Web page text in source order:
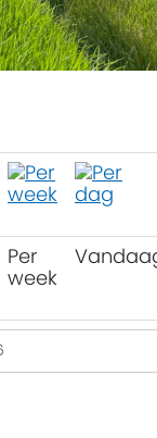
Per
week